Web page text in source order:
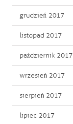
grudzień 2017
listopad 2017
październik 2017
wrzesień 2017
sierpień 2017
lipiec 2017